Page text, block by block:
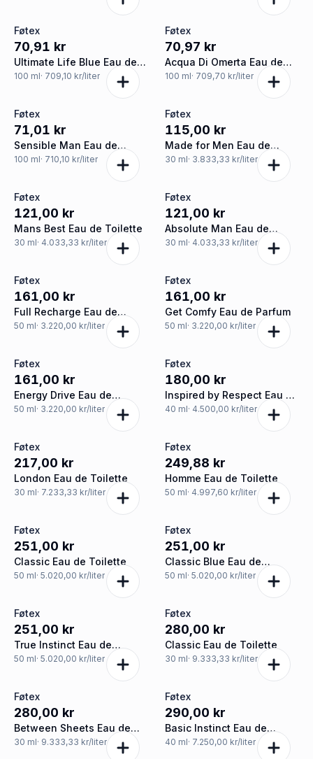
Føtex
70,91 kr
Ultimate Life Blue Eau de
Toilette
100 ml· 709,10 kr/liter
Føtex
70,97 kr
Acqua Di Omerta Eau de
Toilette
100 ml· 709,70 kr/liter
Føtex
71,01 kr
Sensible Man Eau de
Toilette
100 ml· 710,10 kr/liter
Føtex
115,00 kr
Made for Men Eau de
Toilette
30 ml· 3.833,33 kr/liter
Føtex
121,00 kr
Mans Best Eau de Toilette
30 ml· 4.033,33 kr/liter
Føtex
121,00 kr
Absolute Man Eau de
Toilette
30 ml· 4.033,33 kr/liter
Føtex
161,00 kr
Full Recharge Eau de
Parfum
50 ml· 3.220,00 kr/liter
Føtex
161,00 kr
Get Comfy Eau de Parfum
50 ml· 3.220,00 kr/liter
Føtex
161,00 kr
Energy Drive Eau de
Parfum
50 ml· 3.220,00 kr/liter
Føtex
180,00 kr
Inspired by Respect Eau de
Toilette
40 ml· 4.500,00 kr/liter
Føtex
217,00 kr
London Eau de Toilette
30 ml· 7.233,33 kr/liter
Føtex
249,88 kr
Homme Eau de Toilette
50 ml· 4.997,60 kr/liter
Føtex
251,00 kr
Classic Eau de Toilette
50 ml· 5.020,00 kr/liter
Føtex
251,00 kr
Classic Blue Eau de
Toilette
50 ml· 5.020,00 kr/liter
Føtex
251,00 kr
True Instinct Eau de
Parfum
50 ml· 5.020,00 kr/liter
Føtex
280,00 kr
Classic Eau de Toilette
30 ml· 9.333,33 kr/liter
Føtex
280,00 kr
Between Sheets Eau de
Toilette
30 ml· 9.333,33 kr/liter
Føtex
290,00 kr
Basic Instinct Eau de
Toilette
40 ml· 7.250,00 kr/liter